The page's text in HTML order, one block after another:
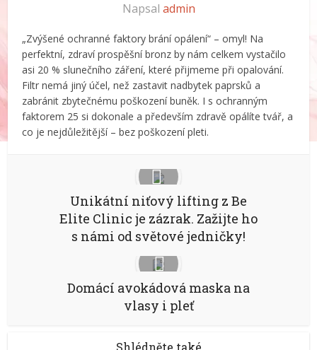
Napsal admin
„Zvýšené ochranné faktory brání opálení“ – omyl! Na
perfektní, zdraví prospěšní bronz by nám celkem vystačilo
asi 20 % slunečního záření, které přijmeme při opalování.
Filtr nemá jiný účel, než zastavit nadbytek paprsků a
zabránit zbytečnému poškození buněk. I s ochranným
faktorem 25 si dokonale a především zdravě opálíte tvář, a
co je nejdůležitější – bez poškození pleti.
Unikátní niťový lifting z Be
Elite Clinic je zázrak. Zažijte ho
s námi od světové jedničky!
Domácí avokádová maska na
vlasy i pleť
Shlédněte také